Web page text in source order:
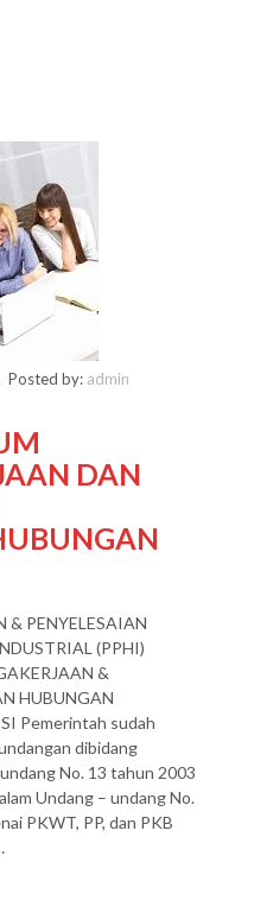
Posted by: admin
DAN
& PENYELESAIAN
(PPHI)
&
HUBUNGAN
Pemerintah sudah
dibidang
No. 13 tahun 2003
Undang – undang No.
PKWT, PP, dan PKB